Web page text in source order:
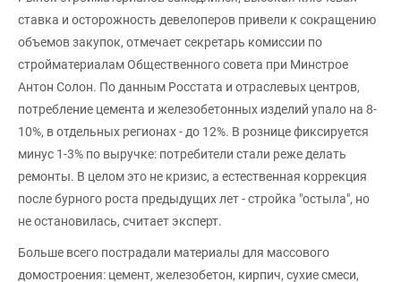
ставка и осторожность девелоперов привели к сокращению
объемов закупок, отмечает секретарь комиссии по
стройматериалам Общественного совета при Минстрое
Антон Солон. По данным Росстата и отраслевых центров,
потребление цемента и железобетонных изделий упало на 8-
10%, в отдельных регионах - до 12%. В рознице фиксируется
минус 1-3% по выручке: потребители стали реже делать
ремонты. В целом это не кризис, а естественная коррекция
после бурного роста предыдущих лет - стройка "остыла", но
не остановилась, считает эксперт.
Больше всего пострадали материалы для массового
домостроения: цемент, железобетон, кирпич, сухие смеси,